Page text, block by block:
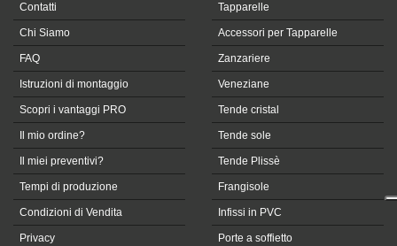
Contatti
Chi Siamo
FAQ
Istruzioni di montaggio
Scopri i vantaggi PRO
Il mio ordine?
Il miei preventivi?
Tempi di produzione
Condizioni di Vendita
Privacy
Tapparelle
Accessori per Tapparelle
Zanzariere
Veneziane
Tende cristal
Tende sole
Tende Plissè
Frangisole
Infissi in PVC
Porte a soffietto